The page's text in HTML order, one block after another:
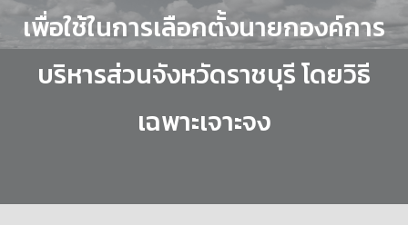
เพื่อใช้ในการเลือกตั้งนายกองค์การ
บริหารส่วนจังหวัดราชบุรี โดยวิธี
เฉพาะเจาะจง